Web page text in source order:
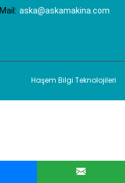
Mail: aska@askamakina.com
Haşem Bilgi Teknolojileri